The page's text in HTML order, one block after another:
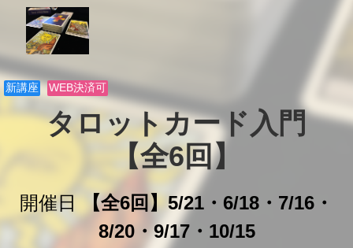
新講座 WEB決済可
タロットカード入門
【全6回】
開催日
【全6回】5/21・6/18・7/16・
8/20・9/17・10/15